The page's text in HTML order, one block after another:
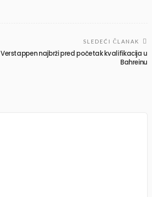
SLEDEĆI ČLANAK
Verstappen najbrži pred početak kvalifikacija u
Bahreinu